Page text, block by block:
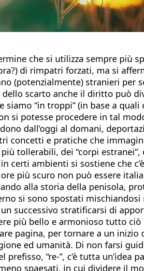
che si utilizza sempre più
di rimpatri forzati, ma si
(potenzialmente) stranieri
scarto anche il diritto può
siamo “in troppi” (in base a
si potesse procedere in tal
dall’oggi al domani,
concetti e pratiche che
tollerabili, dei “corpi
certi ambienti si sostiene che
più scuro non può essere
alla storia della penisola,
si sono spostati mischiandosi
successivo stratificarsi di
più bello e armonioso tutto ciò
pagina, per tornare a un inizio
ed umanità. Di non farsi
prefisso, “re-”, c’è tutta
spaesati, in cui dividere il